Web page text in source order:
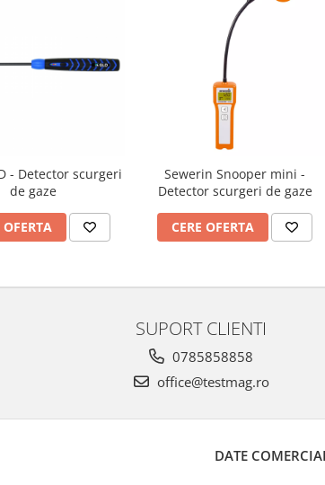
- Detector scurgeri
de gaze
OFERTA
Sewerin Snooper mini -
Detector scurgeri de gaze
CERE OFERTA
SUPORT CLIENTI
0785858858
office@testmag.ro
DATE